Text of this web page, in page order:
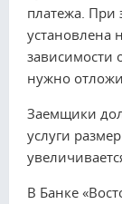
платежа.
установлена
зависимости
нужно
Заемщики
услуги
В Банке